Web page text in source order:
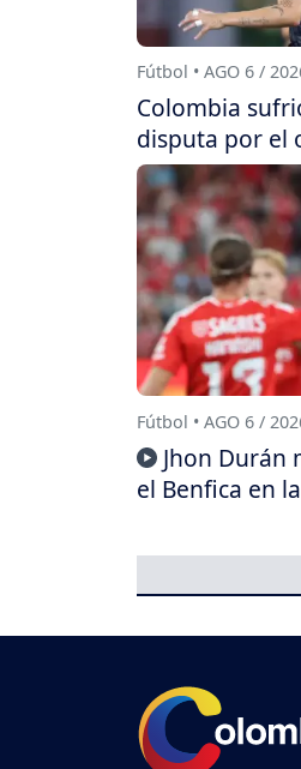
Fútbol • AGO 6 /
Colombia
disputa por el
Fútbol • AGO 6 /
Jhon Durán
el Benfica en